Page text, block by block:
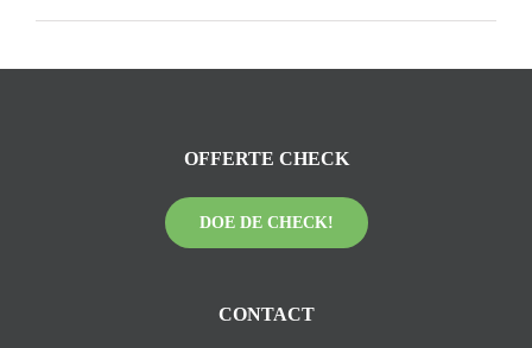
OFFERTE CHECK
DOE DE CHECK!
CONTACT